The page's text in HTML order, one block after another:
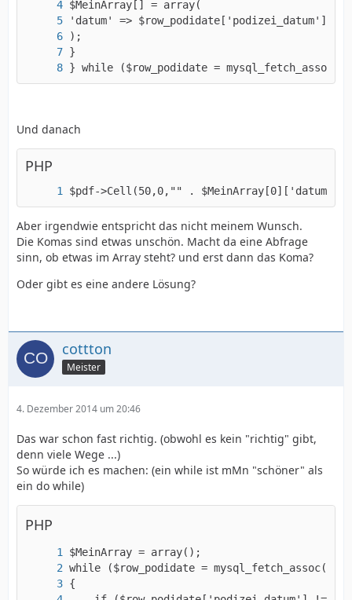
} while ($row_podidate =
Und danach
PHP
$pdf->Cell(50,0,"" .
Aber irgendwie entspricht das nicht meinem Wunsch.
Die Komas sind etwas unschön. Macht da eine Abfrage
sinn, ob etwas im Array steht? und erst dann das Koma?
Oder gibt es eine andere Lösung?
cottton
Meister
4. Dezember 2014 um 20:46
Das war schon fast richtig. (obwohl es kein "richtig" gibt,
denn viele Wege ...)
So würde ich es machen: (ein while ist mMn "schöner" als
ein do while)
PHP